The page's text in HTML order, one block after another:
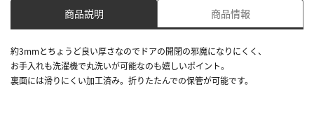
商品説明 商品情報
約3mmとちょうど良い厚さなのでドアの開閉の邪魔になりにくく、
お手入れも洗濯機で丸洗いが可能なのも嬉しいポイント。
裏面には滑りにくい加工済み。折りたたんでの保管が可能です。